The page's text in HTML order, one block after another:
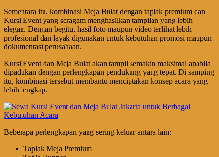
Sementara itu, kombinasi Meja Bulat dengan taplak premium dan
Kursi Event yang seragam menghasilkan tampilan yang lebih
elegan. Dengan begitu, hasil foto maupun video terlihat lebih
profesional dan layak digunakan untuk kebutuhan promosi maupun
dokumentasi perusahaan.
Kursi Event dan Meja Bulat akan tampil semakin maksimal apabila
dipadukan dengan perlengkapan pendukung yang tepat. Di samping
itu, kombinasi tersebut membantu menciptakan konsep acara yang
lebih lengkap.
Beberapa perlengkapan yang sering keluar antara lain:
Taplak Meja Premium